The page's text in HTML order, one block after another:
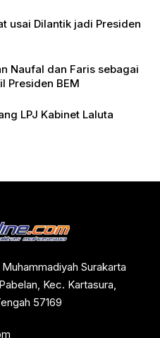
usai Dilantik jadi Presiden
Naufal dan Faris sebagai
Presiden BEM
LPJ Kabinet Laluta
Surakarta
Kec. Kartasura,
57169